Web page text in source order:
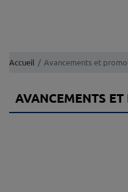
Accueil Avancements et
AVANCEMENTS